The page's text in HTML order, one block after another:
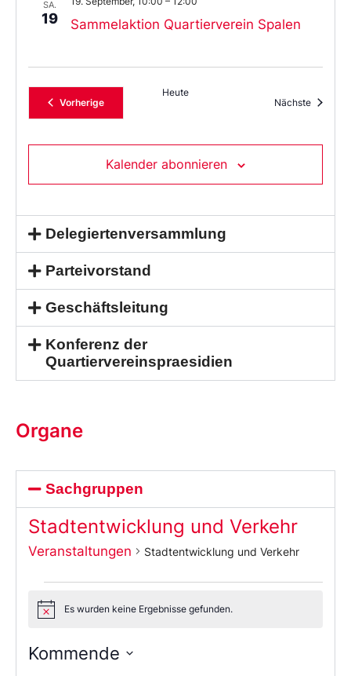
SA.
19 Sammelaktion Quartierverein Spalen
VorherigeVeranstaltungen
Heute
Nächste
Kalender abonnieren
Delegiertenversammlung
Parteivorstand
Geschäftsleitung
Konferenz der
Quartiervereinspraesidien
Organe
Sachgruppen
Stadtentwicklung und Verkehr
Veranstaltungen Stadtentwicklung und Verkehr
NoticeEs wurden keine Ergebnisse gefunden.
Kommende